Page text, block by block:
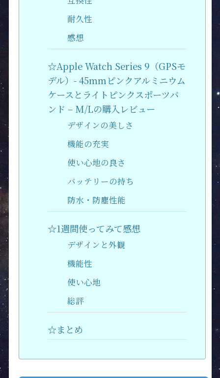
耐久性
感想
☆Apple Watch Series 9（GPSモ
デル）- 45mmピンクアルミニウム
ケースとライトピンクスポーツバ
ンド – M/Lの購入レビュー
デザインの美しさ
機能の充実
使い心地の良さ
バッテリーの持ち
防水・防塵性能
☆1週間使ってみて感想
デザインと外観
機能性
使い心地
総評
☆まとめ